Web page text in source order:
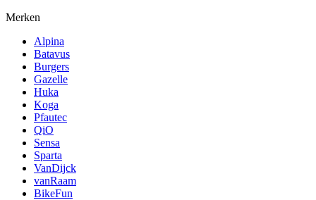
Merken
Alpina
Batavus
Burgers
Gazelle
Huka
Koga
Pfautec
QiO
Sensa
Sparta
VanDijck
vanRaam
BikeFun